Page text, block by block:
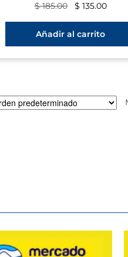
$185.00 $ 135.00
Añadir al carrito